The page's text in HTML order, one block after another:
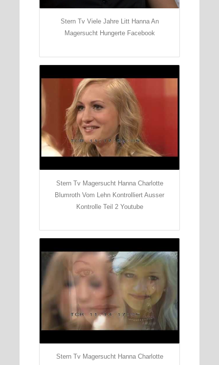
Stern Tv Viele Jahre Litt Hanna An
Magersucht Hungerte Facebook
Stern Tv Magersucht Hanna Charlotte
Blumroth Vom Lehn Kontrolliert Ausser
Kontrolle Teil 2 Youtube
Stern Tv Magersucht Hanna Charlotte